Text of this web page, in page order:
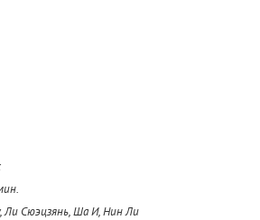
Ли Сюэцзянь, Ша И, Нин Ли